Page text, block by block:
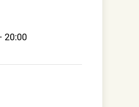
20:00